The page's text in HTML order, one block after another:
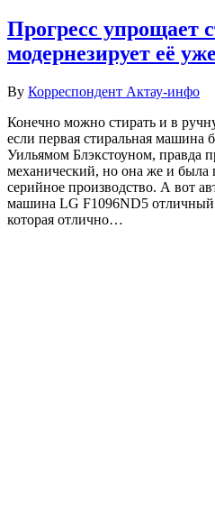
Прогресс упрощает
модернезирует её
By Корреспондент Актау-инфо
Конечно можно стирать и в
если первая стиральная машина
Уильямом Блэкстоуном, правда
механический, но она же и была
серийное производство. А вот
машина LG F1096ND5 отличный
которая отлично…